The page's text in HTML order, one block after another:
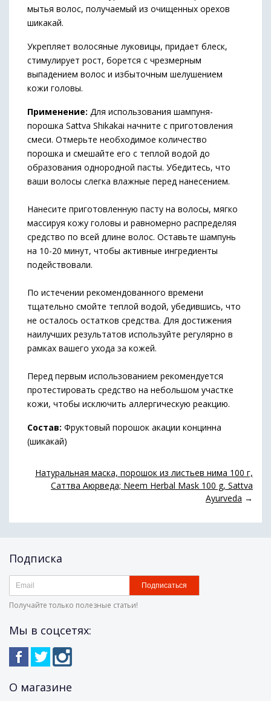
мытья волос, получаемый из очищенных орехов
шикакай.
Укрепляет волосяные луковицы, придает блеск,
стимулирует рост, борется с чрезмерным
выпадением волос и избыточным шелушением
кожи головы.
Применение: Для использования шампуня-
порошка Sattva Shikakai начните с приготовления
смеси. Отмерьте необходимое количество
порошка и смешайте его с теплой водой до
образования однородной пасты. Убедитесь, что
ваши волосы слегка влажные перед нанесением.
Нанесите приготовленную пасту на волосы, мягко
массируя кожу головы и равномерно распределяя
средство по всей длине волос. Оставьте шампунь
на 10-20 минут, чтобы активные ингредиенты
подействовали.
По истечении рекомендованного времени
тщательно смойте теплой водой, убедившись, что
не осталось остатков средства. Для достижения
наилучших результатов используйте регулярно в
рамках вашего ухода за кожей.
Перед первым использованием рекомендуется
протестировать средство на небольшом участке
кожи, чтобы исключить аллергическую реакцию.
Состав: Фруктовый порошок акации концинна
(шикакай)
Натуральная маска, порошок из листьев нима 100 г,
Саттва Аюрведа; Neem Herbal Mask 100 g, Sattva
Ayurveda →
Подписка
Подписаться
Получайте только полезные статьи!
Мы в соцсетях:
О магазине